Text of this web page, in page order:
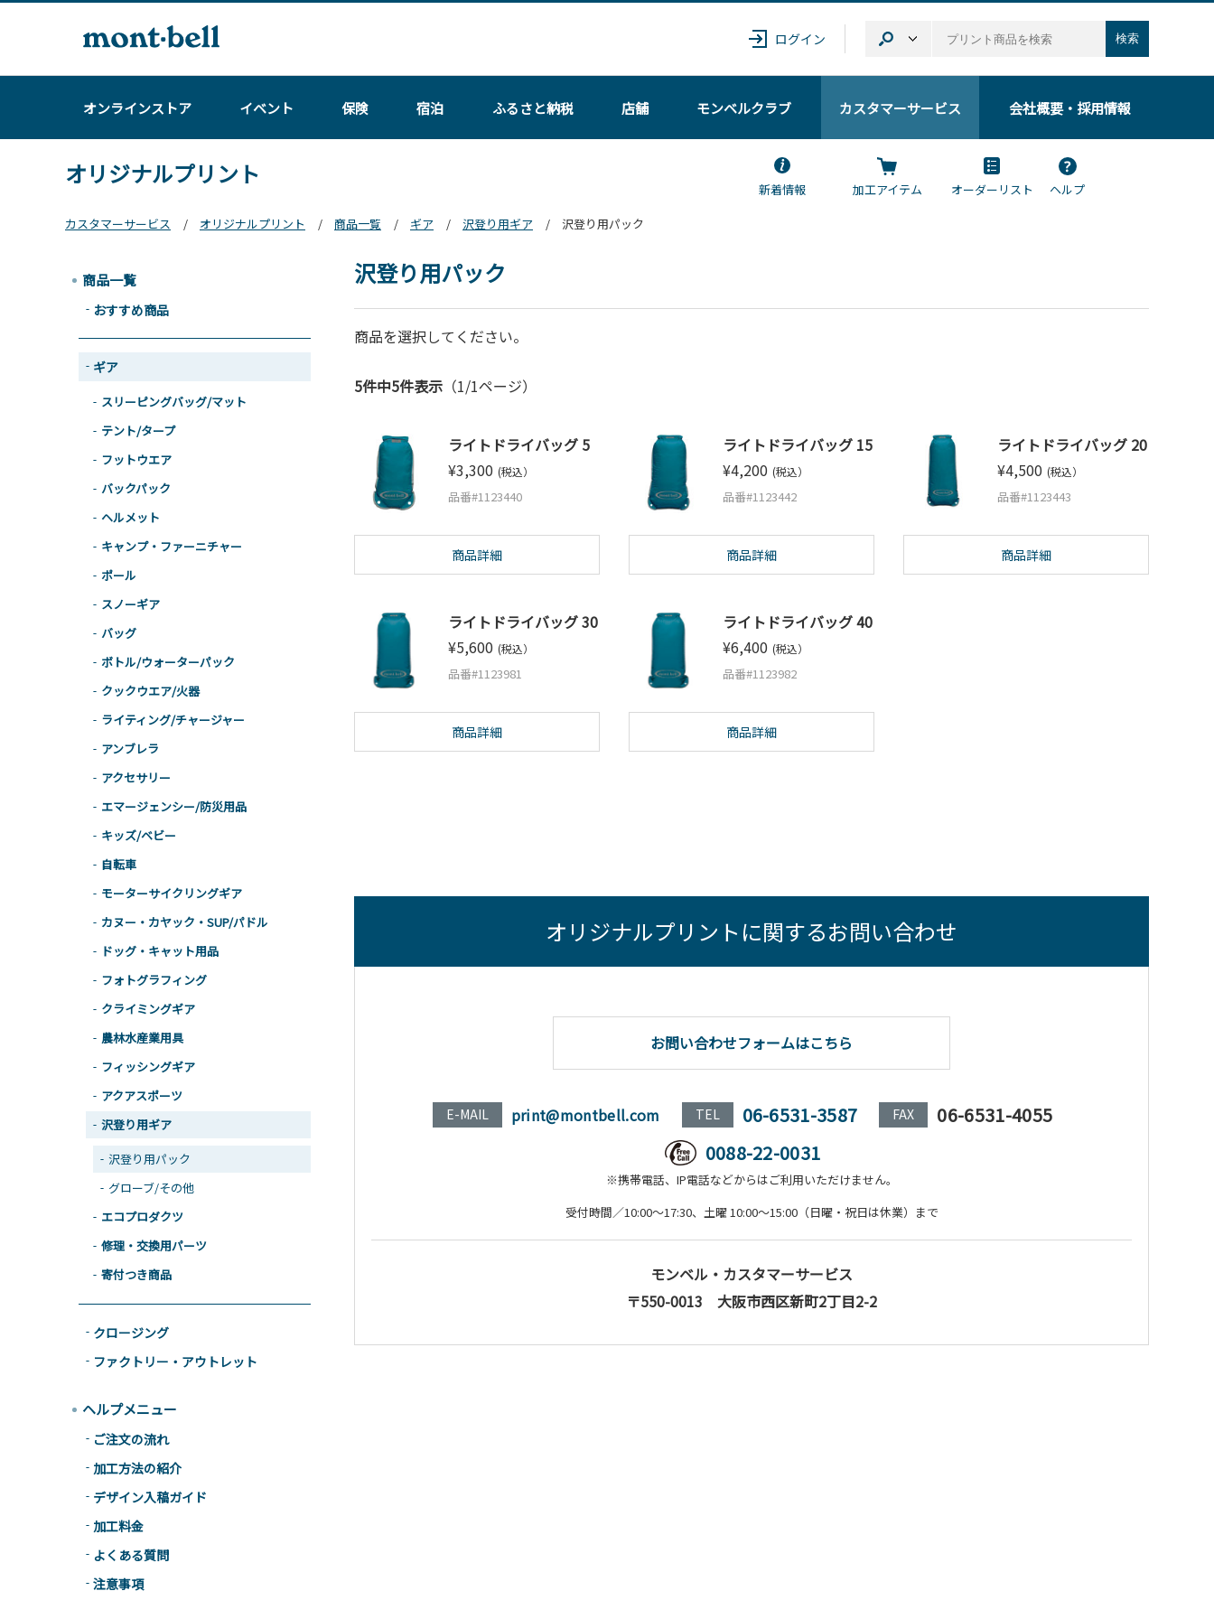
ログイン 検索
オンラインストア イベント 保険 宿泊 ふるさと納税 店舗 モンベルクラブ カスタマーサービス 会社概要・採用情報
オリジナルプリント
新着情報 加工アイテム オーダーリスト
ヘルプ
カスタマーサービス
オリジナルプリント 商品一覧 ギア 沢登り用ギア 沢登り用パック
沢登り用パック
商品を選択してください。
5件中5件表示 （1/1ページ）
ライトドライバッグ 5
¥3,300 (税込）
品番#1123440
商品詳細
ライトドライバッグ 15
¥4,200 (税込）
品番#1123442
商品詳細
ライトドライバッグ 20
¥4,500 (税込）
品番#1123443
商品詳細
ライトドライバッグ 30
¥5,600 (税込）
品番#1123981
商品詳細
ライトドライバッグ 40
¥6,400 (税込）
品番#1123982
商品詳細
オリジナルプリントに関するお問い合わせ
お問い合わせフォームはこちら
E-MAIL print@montbell.com TEL 06-6531-3587 FAX
06-6531-4055
0088-22-0031
※携帯電話、IP電話などからはご利用いただけません。
受付時間／10:00～17:30、土曜 10:00～15:00（日曜・祝日は休業）まで
モンベル・カスタマーサービス
〒550-0013 大阪市西区新町2丁目2-2
商品一覧
おすすめ商品
ギア
スリーピングバッグ/マット
テント/タープ
フットウエア
バックパック
ヘルメット
キャンプ・ファーニチャー
ポール
スノーギア
バッグ
ボトル/ウォーターパック
クックウエア/火器
ライティング/チャージャー
アンブレラ
アクセサリー
エマージェンシー/防災用品
キッズ/ベビー
自転車
モーターサイクリングギア
カヌー・カヤック・SUP/パドル
ドッグ・キャット用品
フォトグラフィング
クライミングギア
農林水産業用具
フィッシングギア
アクアスポーツ
沢登り用ギア
沢登り用パック
グローブ/その他
エコプロダクツ
修理・交換用パーツ
寄付つき商品
クロージング
ファクトリー・アウトレット
ヘルプメニュー
ご注文の流れ
加工方法の紹介
デザイン入稿ガイド
加工料金
よくある質問
注意事項